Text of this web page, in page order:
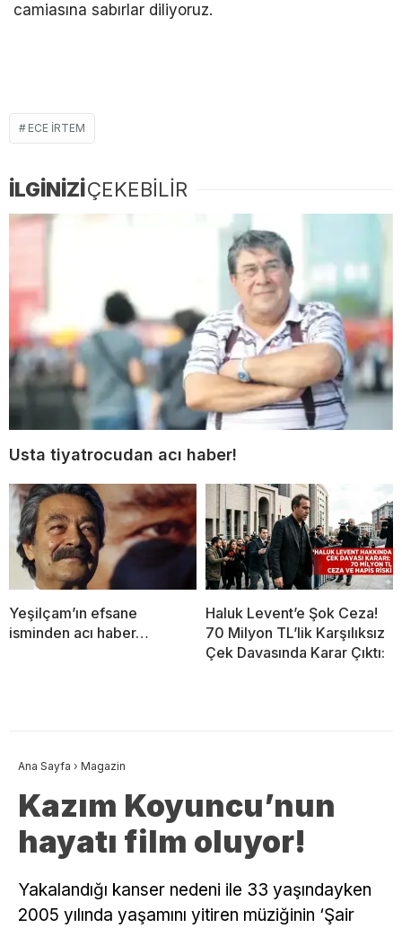
camiasına sabırlar diliyoruz.
ECE IRTEM
İLGİNİZİÇEKEBİLİR
Usta tiyatrocudan acı haber!
Yeşilçam’ın efsane
isminden acı haber…
Haluk Levent’e Şok Ceza!
70 Milyon TL’lik Karşılıksız
Çek Davasında Karar Çıktı:
Ana Sayfa › Magazin
Kazım Koyuncu’nun
hayatı film oluyor!
Yakalandığı kanser nedeni ile 33 yaşındayken
2005 yılında yaşamını yitiren müziğinin ‘Şair